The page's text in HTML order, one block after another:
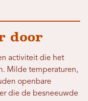
door
activiteit die het
Milde temperaturen,
openbare
die de besneeuwde